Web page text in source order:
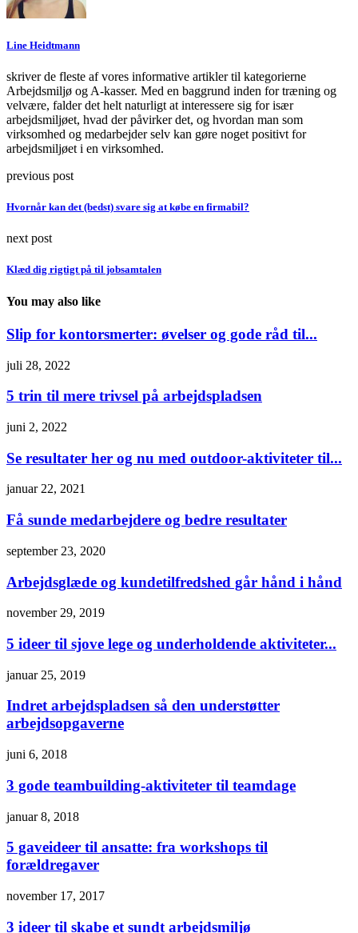
Line Heidtmann
skriver de fleste af vores informative artikler til kategorierne
Arbejdsmiljø og A-kasser. Med en baggrund inden for træning og
velvære, falder det helt naturligt at interessere sig for især
arbejdsmiljøet, hvad der påvirker det, og hvordan man som
virksomhed og medarbejder selv kan gøre noget positivt for
arbejdsmiljøet i en virksomhed.
previous post
Hvornår kan det (bedst) svare sig at købe en firmabil?
next post
Klæd dig rigtigt på til jobsamtalen
You may also like
Slip for kontorsmerter: øvelser og gode råd til...
juli 28, 2022
5 trin til mere trivsel på arbejdspladsen
juni 2, 2022
Se resultater her og nu med outdoor-aktiviteter til...
januar 22, 2021
Få sunde medarbejdere og bedre resultater
september 23, 2020
Arbejdsglæde og kundetilfredshed går hånd i hånd
november 29, 2019
5 ideer til sjove lege og underholdende aktiviteter...
januar 25, 2019
Indret arbejdspladsen så den understøtter
arbejdsopgaverne
juni 6, 2018
3 gode teambuilding-aktiviteter til teamdage
januar 8, 2018
5 gaveideer til ansatte: fra workshops til
forældregaver
november 17, 2017
3 ideer til skabe et sundt arbejdsmiljø